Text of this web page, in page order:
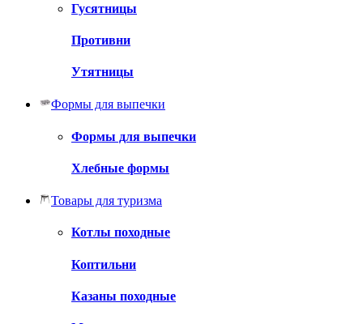
Гусятницы
Противни
Утятницы
Формы для выпечки
Формы для выпечки
Хлебные формы
Товары для туризма
Котлы походные
Коптильни
Казаны походные